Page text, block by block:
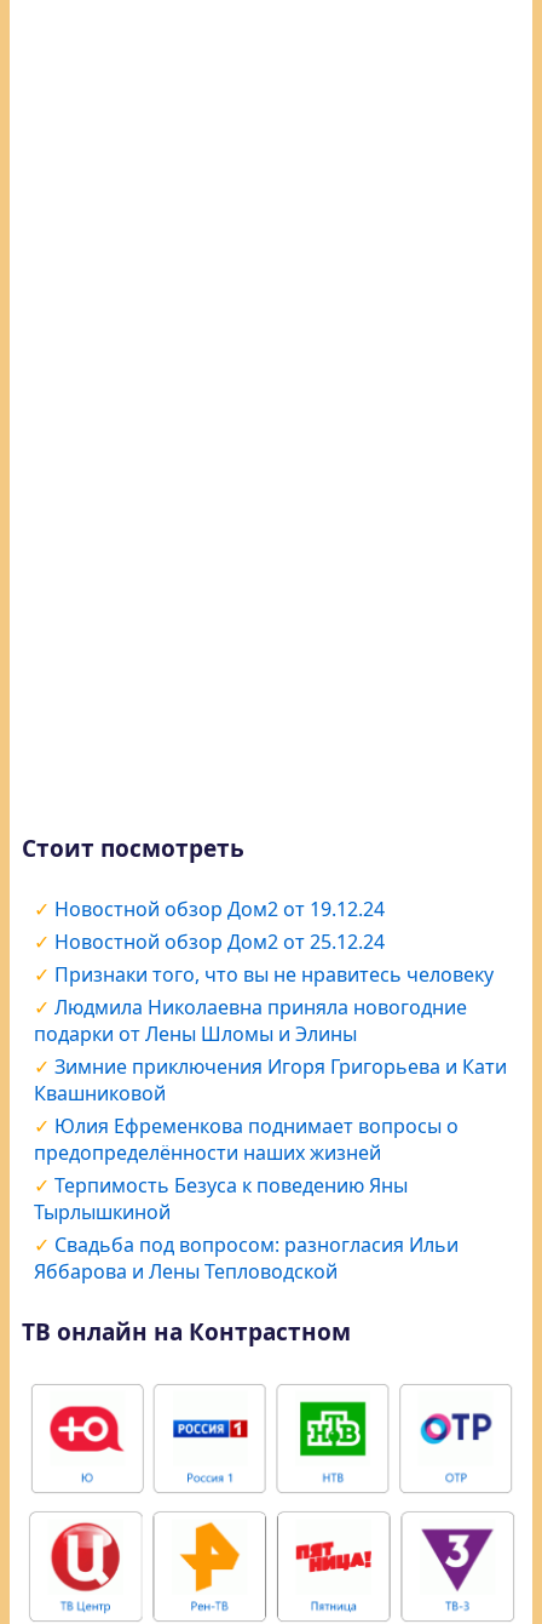
Стоит посмотреть
Новостной обзор Дом2 от 19.12.24
Новостной обзор Дом2 от 25.12.24
Признаки того, что вы не нравитесь человеку
Людмила Николаевна приняла новогодние
подарки от Лены Шломы и Элины
Зимние приключения Игоря Григорьева и Кати
Квашниковой
Юлия Ефременкова поднимает вопросы о
предопределённости наших жизней
Терпимость Безуса к поведению Яны
Тырлышкиной
Свадьба под вопросом: разногласия Ильи
Яббарова и Лены Тепловодской
ТВ онлайн на Контрастном